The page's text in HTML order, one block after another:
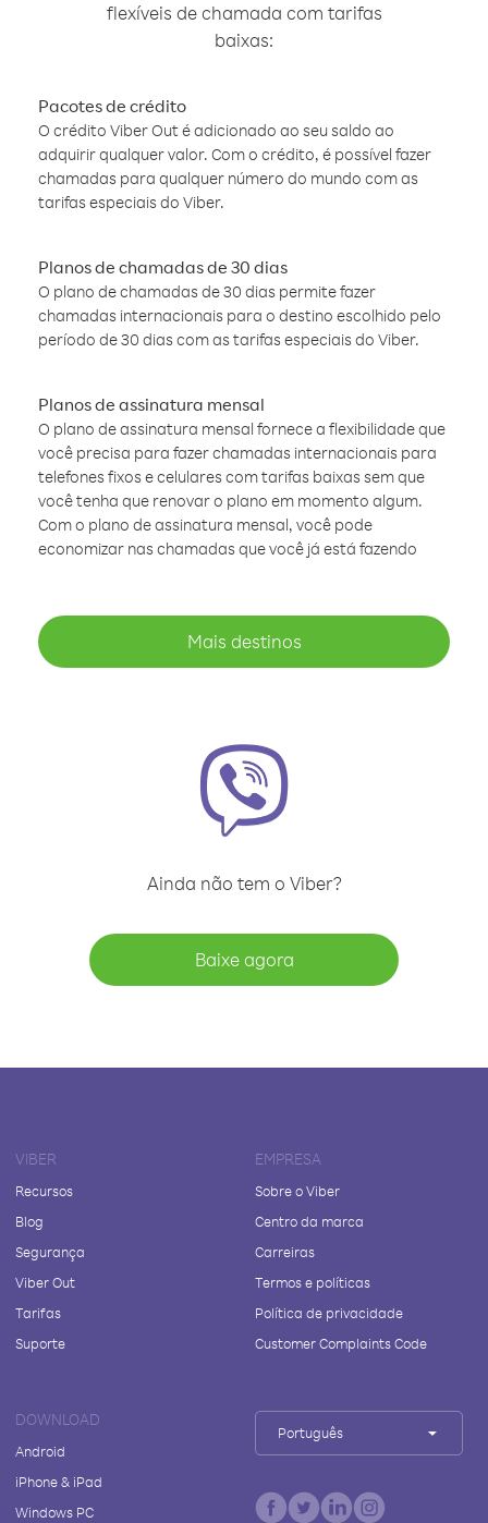
flexíveis de chamada com tarifas
baixas:
Pacotes de crédito
O crédito Viber Out é adicionado ao seu saldo ao
adquirir qualquer valor. Com o crédito, é possível fazer
chamadas para qualquer número do mundo com as
tarifas especiais do Viber.
Planos de chamadas de 30 dias
O plano de chamadas de 30 dias permite fazer
chamadas internacionais para o destino escolhido pelo
período de 30 dias com as tarifas especiais do Viber.
Planos de assinatura mensal
O plano de assinatura mensal fornece a flexibilidade que
você precisa para fazer chamadas internacionais para
telefones fixos e celulares com tarifas baixas sem que
você tenha que renovar o plano em momento algum.
Com o plano de assinatura mensal, você pode
economizar nas chamadas que você já está fazendo
Mais destinos
Ainda não tem o Viber?
Baixe agora
VIBER
Recursos
Blog
Segurança
Viber Out
Tarifas
Suporte
EMPRESA
Sobre o Viber
Centro da marca
Carreiras
Termos e políticas
Política de privacidade
Customer Complaints Code
DOWNLOAD
Android
iPhone & iPad
Windows PC
Português